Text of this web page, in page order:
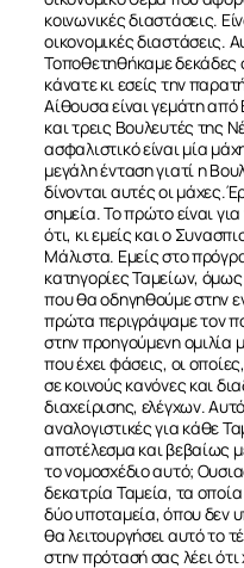
κοινωνικές διαστάσεις.
οικονομικές διαστάσεις.
Τοποθετηθήκαμε δεκάδες
κάνατε κι εσείς την
Αίθουσα είναι γεμάτη
και τρεις Βουλευτές της
ασφαλιστικό είναι μία
μεγάλη ένταση γιατί η
δίνονται αυτές οι
σημεία. Το πρώτο είναι
ότι, κι εμείς και ο
Μάλιστα. Εμείς στο
κατηγορίες Ταμείων,
που θα οδηγηθούμε στην
πρώτα περιγράψαμε τον
στην προηγούμενη ομιλία
που έχει φάσεις, οι
σε κοινούς κανόνες και
διαχείρισης, ελέγχων.
αναλογιστικές για κάθε
αποτέλεσμα και βεβαίως
το νομοσχέδιο αυτό;
δεκατρία Ταμεία, τα
δύο υποταμεία, όπου δεν
θα λειτουργήσει αυτό το
στην πρότασή σας λέει ότι